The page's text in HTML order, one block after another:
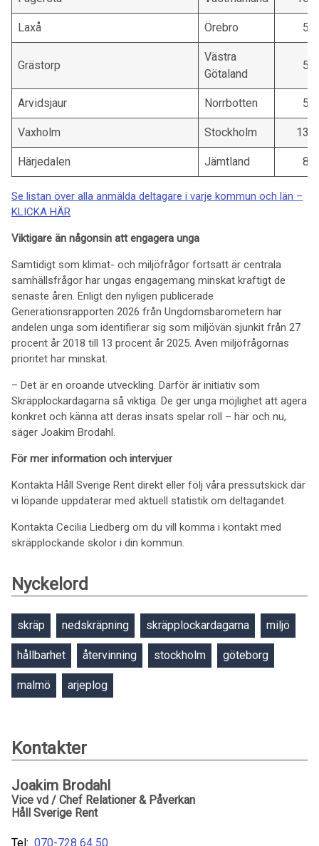
Laxå Örebro
Grästorp
Västra
Götaland
Arvidsjaur Norrbotten
Vaxholm Stockholm
Härjedalen Jämtland
Se listan över alla anmälda deltagare i varje kommun och län –
KLICKA HÄR
Viktigare än någonsin att engagera unga
Samtidigt som klimat- och miljöfrågor fortsatt är centrala
samhällsfrågor har ungas engagemang minskat kraftigt de
senaste åren. Enligt den nyligen publicerade
Generationsrapporten 2026 från Ungdomsbarometern har
andelen unga som identifierar sig som miljövän sjunkit från 27
procent år 2018 till 13 procent år 2025. Även miljöfrågornas
prioritet har minskat.
– Det är en oroande utveckling. Därför är initiativ som
Skräpplockardagarna så viktiga. De ger unga möjlighet att agera
konkret och känna att deras insats spelar roll – här och nu,
säger Joakim Brodahl.
För mer information och intervjuer
Kontakta Håll Sverige Rent direkt eller följ våra pressutskick där
vi löpande uppdaterar med aktuell statistik om deltagandet.
Kontakta Cecilia Liedberg om du vill komma i kontakt med
skräpplockande skolor i din kommun.
Nyckelord
skräp nedskräpning skräpplockardagarna miljö
hållbarhet återvinning stockholm göteborg
malmö arjeplog
Kontakter
Joakim Brodahl
Vice vd / Chef Relationer & Påverkan
Håll Sverige Rent
Tel: 070-728 64 50